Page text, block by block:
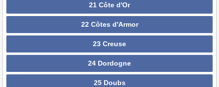
21 Côte d'Or
22 Côtes d'Armor
23 Creuse
24 Dordogne
25 Doubs